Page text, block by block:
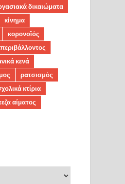
δικαιώματα
κίνημα
κορονοϊός
κενά
ρατσισμός
κτίρια
αίματος